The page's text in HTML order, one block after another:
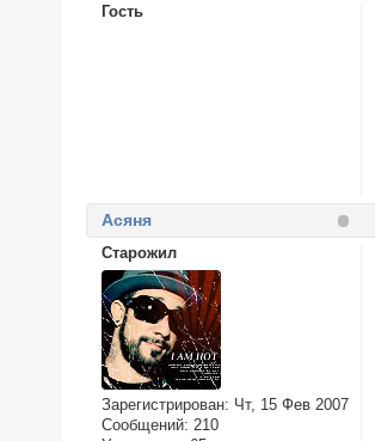
Гость
Асяня
Cтарожил
Зарегистрирован: Чт, 15 Фев 2007
Сообщений: 210